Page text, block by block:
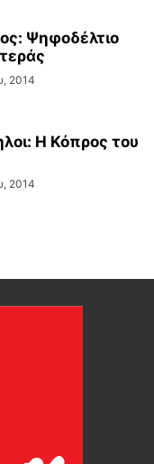
Ψηφοδέλτιο
2014
Η Κόπρος του
2014